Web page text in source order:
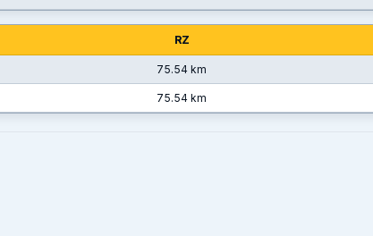
RZ
75.54 km
75.54 km